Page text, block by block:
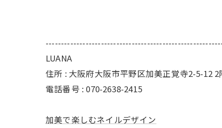
LUANA
住所 : 大阪府大阪市平野区加美正覚寺2-5-12 2
電話番号 : 070-2638-2415
加美で楽しむネイルデザイン